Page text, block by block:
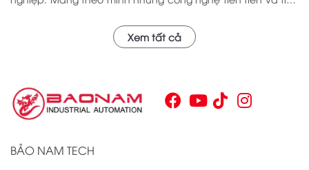
mình qua nhiều năm phục vụ trong nhiều lĩnh vực khác
nhau. Với khả năng hoạt động ổn định và hiệu quả, sản
Chính vì vậy, việc nắm vững những thông tin cơ bản về PLC
Omron CJ1W là điều cần thiết cho bất kỳ ai muốn cải thiện
hiệu suất công việc của mình.
Xem tất cả
BẢO NAM TECH